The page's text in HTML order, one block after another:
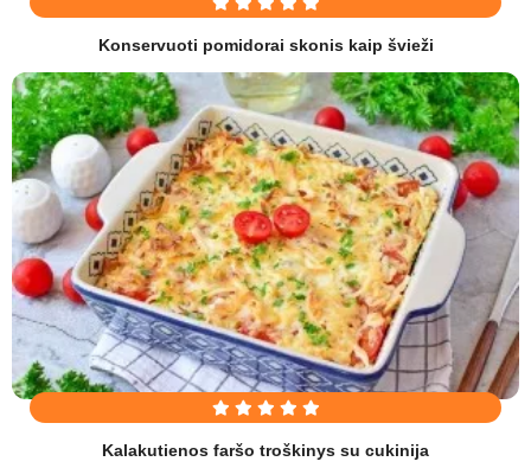
Konservuoti pomidorai skonis kaip švieži
Kalakutienos faršo troškinys su cukinija